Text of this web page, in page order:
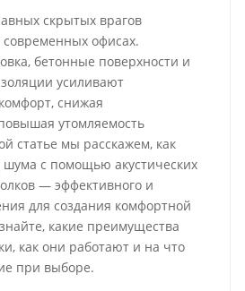
скрытых врагов
современных офисах.
бетонные поверхности и
усиливают
снижая
утомляемость
статье мы расскажем, как
с помощью акустических
— эффективного и
для создания комфортной
какие преимущества
как они работают и на что
при выборе.